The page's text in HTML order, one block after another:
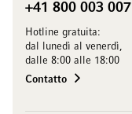
+41 800 003 007
Hotline gratuita:
dal lunedì al venerdì,
dalle 8:00 alle 18:00
Contatto